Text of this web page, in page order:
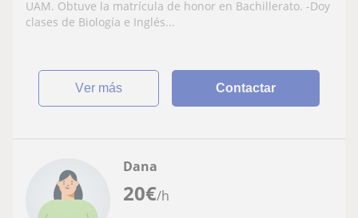
UAM. Obtuve la matrícula de honor en Bachillerato. -Doy
clases de Biología e Inglés...
ver más Contactar
20€/h
Dana